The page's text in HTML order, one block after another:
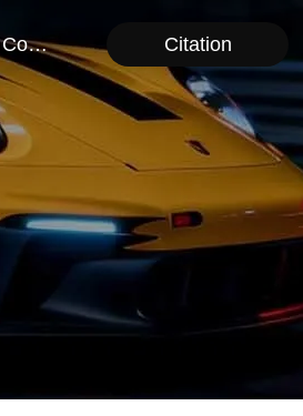
Nous Contacter Citation